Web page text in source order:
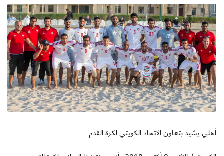
أهلي يشيد بتعاون الاتحاد الكويتي لكرة القدم